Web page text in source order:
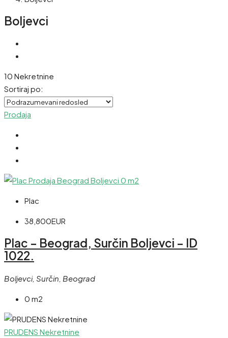
Boljevci
10 Nekretnine
Sortiraj po:
Prodaja
Plac
38,800EUR
Plac – Beograd, Surčin Boljevci – ID
1022.
Boljevci, Surčin, Beograd
0 m2
PRUDENS Nekretnine